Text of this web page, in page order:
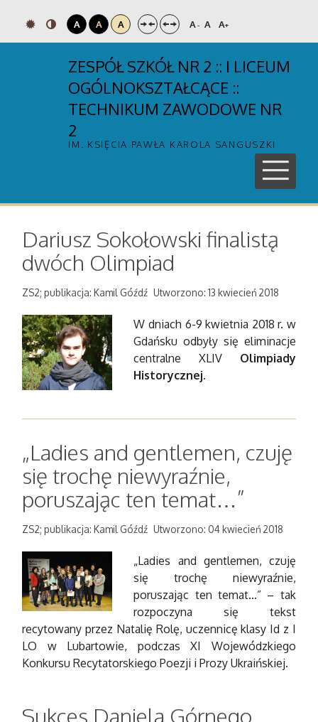
A A A A- A A+
ZESPÓŁ SZKÓŁ NR 2 :: I LICEUM
OGÓLNOKSZTAŁCĄCE ::
TECHNIKUM ZAWODOWE NR
2
IM. KSIĘCIA PAWŁA KAROLA SANGUSZKI
Dariusz Sokołowski finalistą
dwóch Olimpiad
ZS2; publikacja: Kamil Góźdź Utworzono: 13 kwiecień 2018
W dniach 6-9 kwietnia 2018 r. w
Gdańsku odbyły się eliminacje
centralne XLIV Olimpiady
Historycznej.
„Ladies and gentlemen, czuję
się trochę niewyraźnie,
poruszając ten temat…”
ZS2; publikacja: Kamil Góźdź Utworzono: 04 kwiecień 2018
„Ladies and gentlemen, czuję
się trochę niewyraźnie,
poruszając ten temat…” – tak
rozpoczyna się tekst
recytowany przez Natalię Rolę, uczennicę klasy Id z I
LO w Lubartowie, podczas XI Wojewódzkiego
Konkursu Recytatorskiego Poezji i Prozy Ukraińskiej.
Sukces Daniela Górnego